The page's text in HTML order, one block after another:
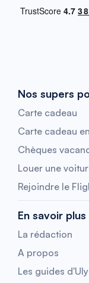
Nos supers
Carte cadeau
Carte cadeau
Chèques
Louer une
Rejoindre le
En savoir plus
La rédaction
A propos
Les guides